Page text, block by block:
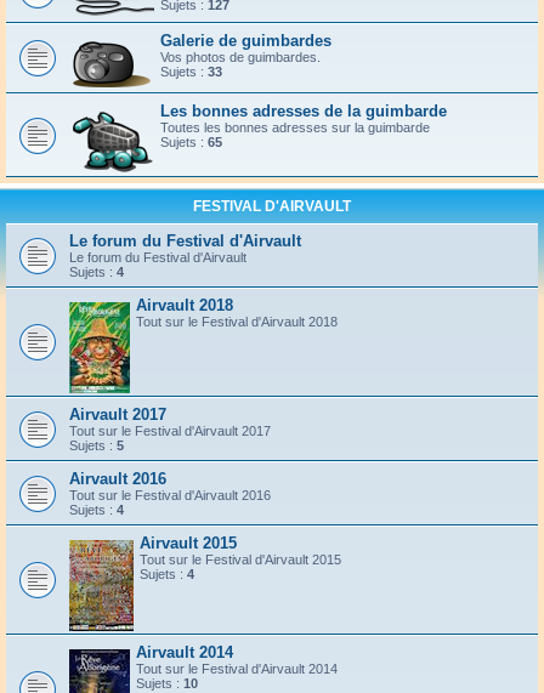
Sujets : 127
Galerie de guimbardes
Vos photos de guimbardes.
Sujets : 33
Les bonnes adresses de la guimbarde
Toutes les bonnes adresses sur la guimbarde
Sujets : 65
FESTIVAL D'AIRVAULT
Le forum du Festival d'Airvault
Le forum du Festival d'Airvault
Sujets : 4
Airvault 2018
Tout sur le Festival d'Airvault 2018
Airvault 2017
Tout sur le Festival d'Airvault 2017
Sujets : 5
Airvault 2016
Tout sur le Festival d'Airvault 2016
Sujets : 4
Airvault 2015
Tout sur le Festival d'Airvault 2015
Sujets : 4
Airvault 2014
Tout sur le Festival d'Airvault 2014
Sujets : 10